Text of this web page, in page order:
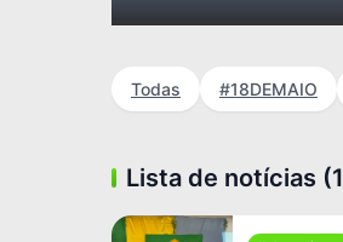
Todas #18DEMAIO
Lista de notícias